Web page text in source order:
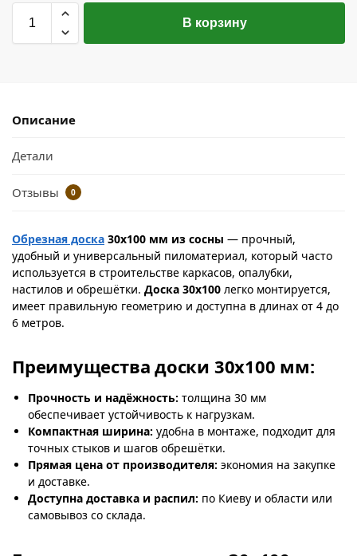
В корзину
Описание
Детали
Отзывы 0
Обрезная доска 30х100 мм из сосны — прочный,
удобный и универсальный пиломатериал, который часто
используется в строительстве каркасов, опалубки,
настилов и обрешётки. Доска 30х100 легко монтируется,
имеет правильную геометрию и доступна в длинах от 4 до
6 метров.
Преимущества доски 30х100 мм:
Прочность и надёжность: толщина 30 мм
обеспечивает устойчивость к нагрузкам.
Компактная ширина: удобна в монтаже, подходит для
точных стыков и шагов обрешётки.
Прямая цена от производителя: экономия на закупке
и доставке.
Доступна доставка и распил: по Киеву и области или
самовывоз со склада.